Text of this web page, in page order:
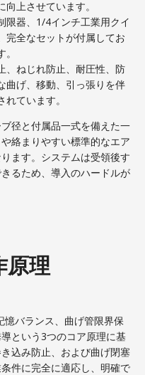
上させています。
限器、1/4インチ工業用クイ
完全なセットが付属してお
、ねじれ防止、耐圧性、防
曲げ、移動、引っ張りを伴
ています。
径と付属品一式を備えた一
絡まりやすい標準的なエア
ます。システムは受領後す
るため、導入のハードルが
原理
憶バランス、曲げ管限界保
という3つのコア原理に基
込み防止、および曲げ閉塞
件に完全に適応し、明確で